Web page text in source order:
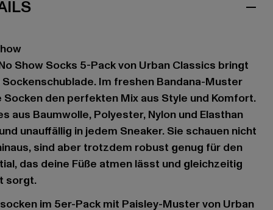
Show Socks 5-Pack von Urban Classics bringt
Im freshen Bandana-Muster
den perfekten Mix aus Style und Komfort.
aus Baumwolle, Polyester, Nylon und Elasthan
unauffällig in jedem Sneaker. Sie schauen nicht
sind aber trotzdem robust genug für den
das deine Füße atmen lässt und gleichzeitig
sorgt.